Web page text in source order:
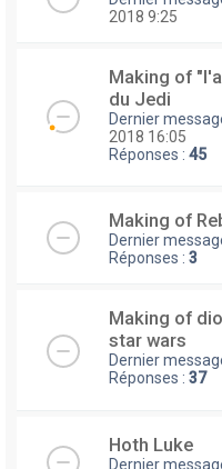
2018 9:25
Making of
du Jedi
Dernier
2018 16:05
Réponses : 45
Making of
Dernier
Réponses : 3
Making of
star wars
Dernier
Réponses : 37
Hoth Luke
Dernier